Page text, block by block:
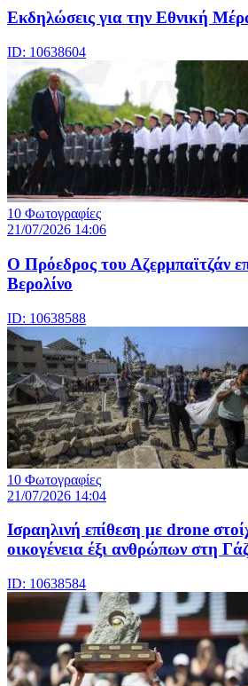
Eκδηλώσεις για την Εθνική
ID: 10638604
10 Φωτογραφίες
21/07/2026 14:06
Ο Πρόεδρος του Αζερμπαϊτζάν
Βερολίνο
ID: 10638588
10 Φωτογραφίες
21/07/2026 14:04
Iσραηλινή επίθεση με drone
οικογένεια έξι ανθρώπων στη
ID: 10638584